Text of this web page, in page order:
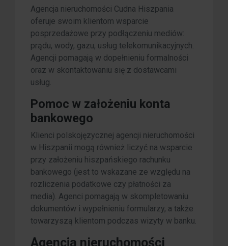
Agencja nieruchomości Cudna Hiszpania
oferuje swoim klientom wsparcie
posprzedażowe przy podłączeniu mediów:
prądu, wody, gazu, usług telekomunikacyjnych.
Agencji pomagają w dopełnieniu formalności
oraz w skontaktowaniu się z dostawcami
usług.
Pomoc w założeniu konta
bankowego
Klienci polskojęzycznej agencji nieruchomości
w Hiszpanii mogą również liczyć na wsparcie
przy założeniu hiszpańskiego rachunku
bankowego (jest to wskazane ze względu na
rozliczenia podatkowe czy płatności za
media). Agenci pomagają w skompletowaniu
dokumentów i wypełnieniu formularzy, a także
towarzyszą klientom podczas wizyty w banku.
Agencja nieruchomości